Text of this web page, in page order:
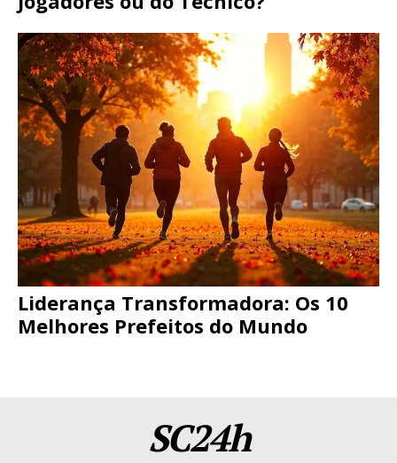
Liderança Transformadora: Os 10
Melhores Prefeitos do Mundo
SC24h